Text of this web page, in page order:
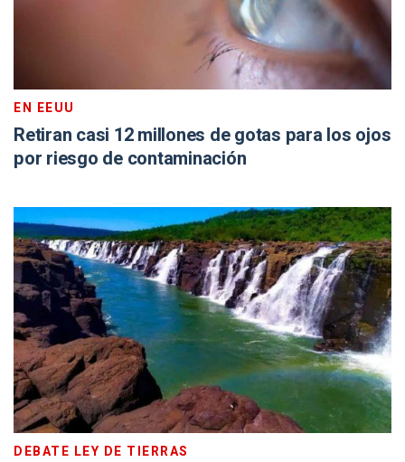
EN EEUU
Retiran casi 12 millones de gotas para los ojos
por riesgo de contaminación
DEBATE LEY DE TIERRAS